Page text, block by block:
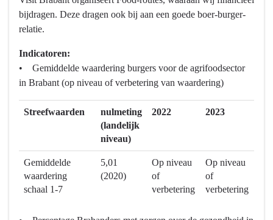
bijdragen. Deze dragen ook bij aan een goede boer-burger-
relatie.
Indicatoren:
• Gemiddelde waardering burgers voor de agrifoodsector
in Brabant (op niveau of verbetering van waardering)
Streefwaarden
nulmeting
(landelijk
niveau)
2022 2023
Gemiddelde
waardering
schaal 1-7
5,01
(2020)
Op niveau
of
verbetering
Op niveau
of
verbetering